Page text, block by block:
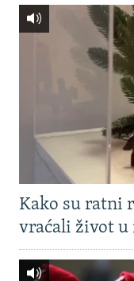
Kako su ratni
vraćali život u